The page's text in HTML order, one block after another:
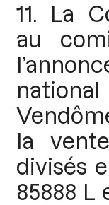
11. La
au
la
divisés
85888 L